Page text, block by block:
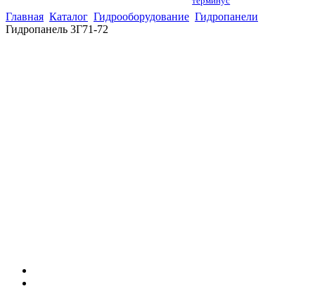
Главная Каталог Гидрооборудование Гидропанели
Гидропанель 3Г71-72